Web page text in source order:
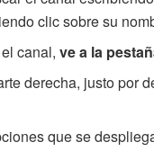
clic sobre su
el canal,ve a la
derecha, justo por
que se